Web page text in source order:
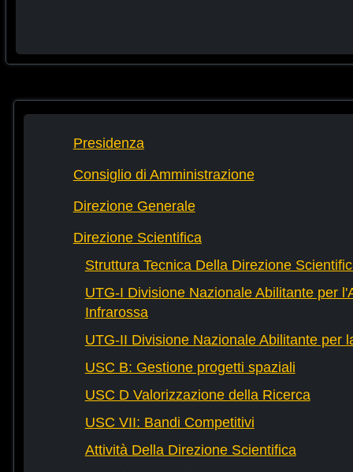
Presidenza
Consiglio di Amministrazione
Direzione Generale
Direzione Scientifica
Struttura Tecnica Della Direzione
UTG-I Divisione Nazionale Abilitante per
Infrarossa
UTG-II Divisione Nazionale Abilitante per
USC B: Gestione progetti spaziali
USC D Valorizzazione della Ricerca
USC VII: Bandi Competitivi
Attività Della Direzione Scientifica